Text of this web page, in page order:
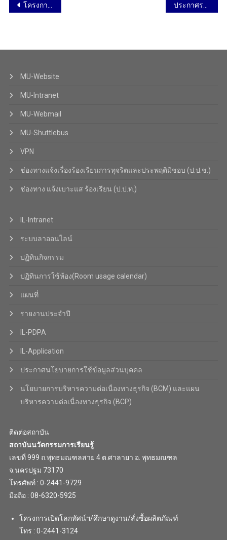
โครงการอบรมเชิงปฏิบัติการ “เปิดโลกทัศน์วิทยาศาสตร์และนวัตกรรม” สำหรับนักเรียนชั้นมัธยมศึกษาปีที่ 5 โรงเรียนเบ็ญจะมะมหาราช จังหวัดอุบลราชธานี วันที่ 3 – 5 พฤษภาคม 2565
MU-Website
MU-Intranet
MU-Webmail
MU-Shuttlebus
VPN
ช่องทางแจ้งเรื่องร้องเรียนการทุจริตและประพฤติมิชอบ (ป.ป.ช.)
ช่องทาง แจ้งเบาะแส ร้องเรียน (ป.ป.ท.)
IL-Intranet
ระบบลาออนไลน์
ปฏิทินกิจกรรม
ปฏิทินการใช้ห้อง(Room usage calendar)
แผนที่
รายงานประจำปี
IL-PDPA
IL-Application
ประกาศนโยบายการใช้ข้อมูลส่วนบุคคล
นโยบายการบริหารความต่อเนื่องทางธุรกิจ (BCM) และแผน
บริหารความต่อเนื่องทางธุรกิจ (BCP)
ติดต่อสถาบัน
สถาบันนวัตกรรมการเรียนรู้
เลขที่ 999 ถ.พุทธมณฑลสาย 4 ต.ศาลายา อ. พุทธมณฑล
จ.นครปฐม 73170
โทรศัพท์ : 0-2441-9729
มือถือ : 08-6320-5925
โครงการเปิดโลกทัศน์ฯ/ศึกษาดูงาน/สั่งซื้อผลิตภัณฑ์
โทร : 0-2441-3124